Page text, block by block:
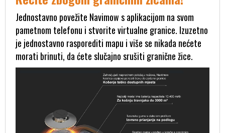
Jednostavno povežite Navimow s aplikacijom na svom
pametnom telefonu i stvorite virtualne granice. Izuzetno
je jednostavno rasporediti mapu i više se nikada nećete
morati brinuti, da ćete slučajno srušiti granične žice.